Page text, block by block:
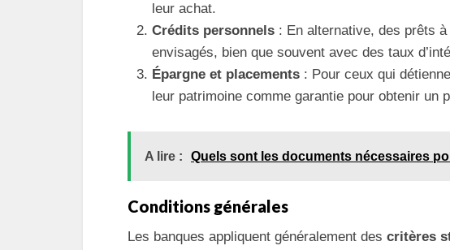
leur achat.
Crédits personnels : En alternative, des prêts
envisagés, bien que souvent avec des taux
Épargne et placements : Pour ceux qui
leur patrimoine comme garantie pour obtenir un
A lire : Quels sont les documents nécessaires
Conditions générales
Les banques appliquent généralement des critères